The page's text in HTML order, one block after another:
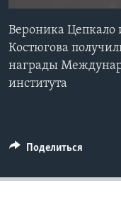
Вероника Цепкало
Костюгова
награды
института
Поделиться